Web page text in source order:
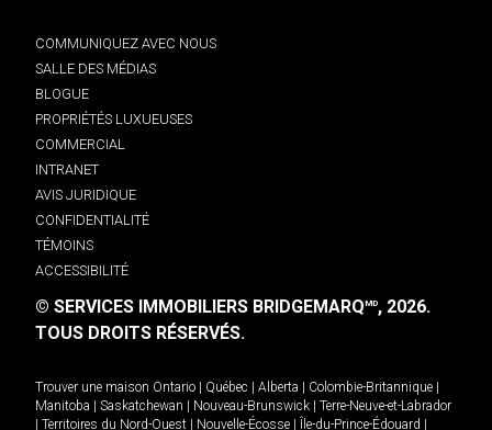
COMMUNIQUEZ AVEC NOUS
SALLE DES MÉDIAS
BLOGUE
PROPRIÉTÉS LUXUEUSES
COMMERCIAL
INTRANET
AVIS JURIDIQUE
CONFIDENTIALITÉ
TÉMOINS
ACCESSIBILITÉ
© SERVICES IMMOBILIERS BRIDGEMARQMD, 2026.
TOUS DROITS RÉSERVÉS.
Trouver une maison Ontario Québec Alberta Colombie-Britannique
Manitoba
Saskatchewan Nouveau-Brunswick
Terre-Neuve-et-Labrador
Territoires du Nord-Ouest Nouvelle-Écosse Île-du-Prince-Édouard